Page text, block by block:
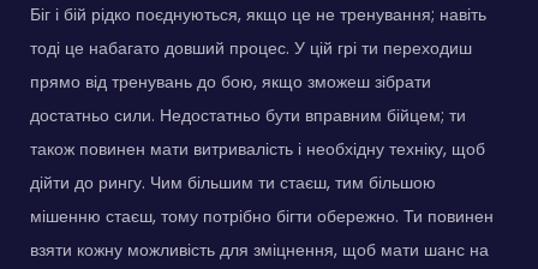
Біг і бій рідко поєднуються, якщо це не тренування; навіть
тоді це набагато довший процес. У цій грі ти переходиш
прямо від тренувань до бою, якщо зможеш зібрати
достатньо сили. Недостатньо бути вправним бійцем; ти
також повинен мати витривалість і необхідну техніку, щоб
дійти до рингу. Чим більшим ти стаєш, тим більшою
мішенню стаєш, тому потрібно бігти обережно. Ти повинен
взяти кожну можливість для зміцнення, щоб мати шанс на